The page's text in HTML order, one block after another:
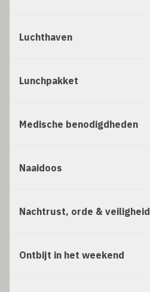
Luchthaven
Lunchpakket
Medische benodigdheden
Naaidoos
Nachtrust, orde & veiligheid
Ontbijt in het weekend